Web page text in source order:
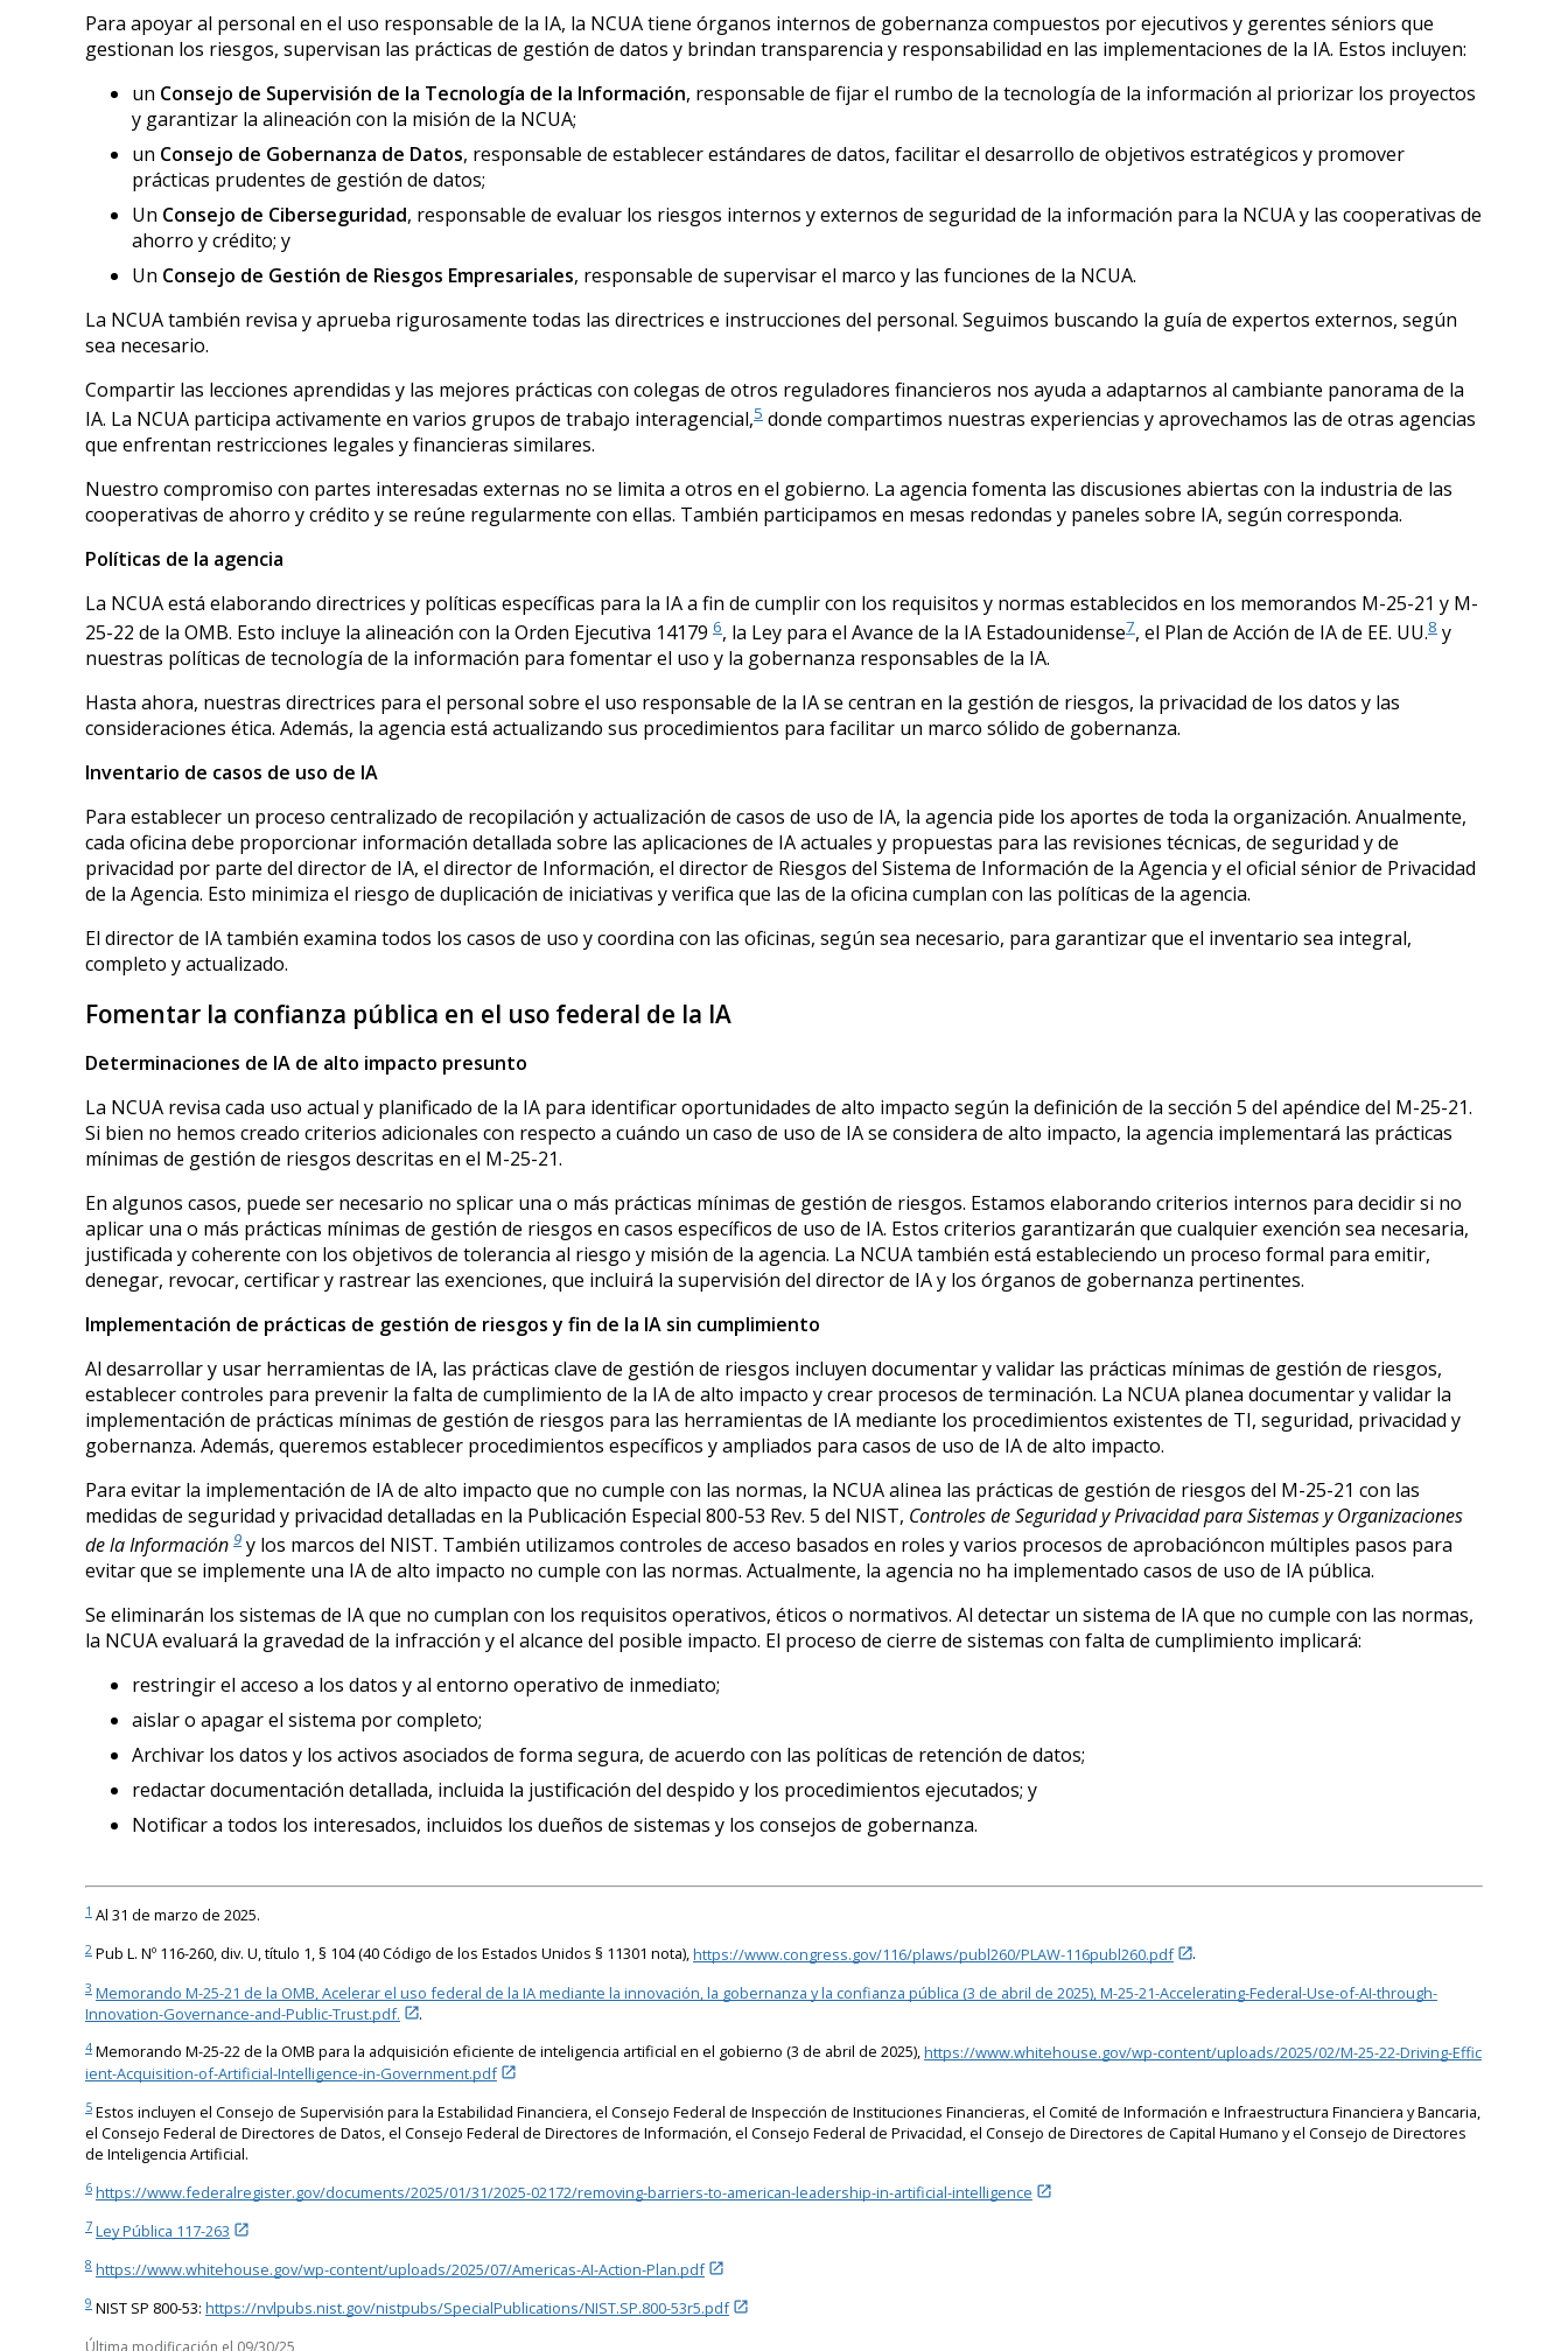
Para apoyar al personal en el uso responsable de la IA, la NCUA tiene órganos internos de gobernanza compuestos por ejecutivos y gerentes séniors que
gestionan los riesgos, supervisan las prácticas de gestión de datos y brindan transparencia y responsabilidad en las implementaciones de la IA. Estos incluyen:
un Consejo de Supervisión de la Tecnología de la Información, responsable de fijar el rumbo de la tecnología de la información al priorizar los proyectos
y garantizar la alineación con la misión de la NCUA;
un Consejo de Gobernanza de Datos, responsable de establecer estándares de datos, facilitar el desarrollo de objetivos estratégicos y promover
prácticas prudentes de gestión de datos;
Un Consejo de Ciberseguridad, responsable de evaluar los riesgos internos y externos de seguridad de la información para la NCUA y las cooperativas de
ahorro y crédito; y
Un Consejo de Gestión de Riesgos Empresariales, responsable de supervisar el marco y las funciones de la NCUA.
La NCUA también revisa y aprueba rigurosamente todas las directrices e instrucciones del personal. Seguimos buscando la guía de expertos externos, según
sea necesario.
Compartir las lecciones aprendidas y las mejores prácticas con colegas de otros reguladores financieros nos ayuda a adaptarnos al cambiante panorama de la
IA. La NCUA participa activamente en varios grupos de trabajo interagencial,5donde compartimos nuestras experiencias y aprovechamos las de otras agencias
que enfrentan restricciones legales y financieras similares.
Nuestro compromiso con partes interesadas externas no se limita a otros en el gobierno. La agencia fomenta las discusiones abiertas con la industria de las
cooperativas de ahorro y crédito y se reúne regularmente con ellas. También participamos en mesas redondas y paneles sobre IA, según corresponda.
Políticas de la agencia
La NCUA está elaborando directrices y políticas específicas para la IA a fin de cumplir con los requisitos y normas establecidos en los memorandos M-25-21 y M-
25-22 de la OMB. Esto incluye la alineación con la Orden Ejecutiva 14179 6, la Ley para el Avance de la IA Estadounidense7, el Plan de Acción de IA de EE. UU.8y
nuestras políticas de tecnología de la información para fomentar el uso y la gobernanza responsables de la IA.
Hasta ahora, nuestras directrices para el personal sobre el uso responsable de la IA se centran en la gestión de riesgos, la privacidad de los datos y las
consideraciones ética. Además, la agencia está actualizando sus procedimientos para facilitar un marco sólido de gobernanza.
Inventario de casos de uso de IA
Para establecer un proceso centralizado de recopilación y actualización de casos de uso de IA, la agencia pide los aportes de toda la organización. Anualmente,
cada oficina debe proporcionar información detallada sobre las aplicaciones de IA actuales y propuestas para las revisiones técnicas, de seguridad y de
privacidad por parte del director de IA, el director de Información, el director de Riesgos del Sistema de Información de la Agencia y el oficial sénior de Privacidad
de la Agencia. Esto minimiza el riesgo de duplicación de iniciativas y verifica que las de la oficina cumplan con las políticas de la agencia.
El director de IA también examina todos los casos de uso y coordina con las oficinas, según sea necesario, para garantizar que el inventario sea integral,
completo y actualizado.
Fomentar la confianza pública en el uso federal de la IA
Determinaciones de IA de alto impacto presunto
La NCUA revisa cada uso actual y planificado de la IA para identificar oportunidades de alto impacto según la definición de la sección 5 del apéndice del M-25-21.
Si bien no hemos creado criterios adicionales con respecto a cuándo un caso de uso de IA se considera de alto impacto, la agencia implementará las prácticas
mínimas de gestión de riesgos descritas en el M-25-21.
En algunos casos, puede ser necesario no splicar una o más prácticas mínimas de gestión de riesgos. Estamos elaborando criterios internos para decidir si no
aplicar una o más prácticas mínimas de gestión de riesgos en casos específicos de uso de IA. Estos criterios garantizarán que cualquier exención sea necesaria,
justificada y coherente con los objetivos de tolerancia al riesgo y misión de la agencia. La NCUA también está estableciendo un proceso formal para emitir,
denegar, revocar, certificar y rastrear las exenciones, que incluirá la supervisión del director de IA y los órganos de gobernanza pertinentes.
Implementación de prácticas de gestión de riesgos y fin de la IA sin cumplimiento
Al desarrollar y usar herramientas de IA, las prácticas clave de gestión de riesgos incluyen documentar y validar las prácticas mínimas de gestión de riesgos,
establecer controles para prevenir la falta de cumplimiento de la IA de alto impacto y crear procesos de terminación. La NCUA planea documentar y validar la
implementación de prácticas mínimas de gestión de riesgos para las herramientas de IA mediante los procedimientos existentes de TI, seguridad, privacidad y
gobernanza. Además, queremos establecer procedimientos específicos y ampliados para casos de uso de IA de alto impacto.
Para evitar la implementación de IA de alto impacto que no cumple con las normas, la NCUA alinea las prácticas de gestión de riesgos del M-25-21 con las
medidas de seguridad y privacidad detalladas en la Publicación Especial 800-53 Rev. 5 del NIST, Controles de Seguridad y Privacidad para Sistemas y Organizaciones
de la Información 9y los marcos del NIST. También utilizamos controles de acceso basados en roles y varios procesos de aprobacióncon múltiples pasos para
evitar que se implemente una IA de alto impacto no cumple con las normas. Actualmente, la agencia no ha implementado casos de uso de IA pública.
Se eliminarán los sistemas de IA que no cumplan con los requisitos operativos, éticos o normativos. Al detectar un sistema de IA que no cumple con las normas,
la NCUA evaluará la gravedad de la infracción y el alcance del posible impacto. El proceso de cierre de sistemas con falta de cumplimiento implicará:
restringir el acceso a los datos y al entorno operativo de inmediato;
aislar o apagar el sistema por completo;
Archivar los datos y los activos asociados de forma segura, de acuerdo con las políticas de retención de datos;
redactar documentación detallada, incluida la justificación del despido y los procedimientos ejecutados; y
Notificar a todos los interesados, incluidos los dueños de sistemas y los consejos de gobernanza.
1Al 31 de marzo de 2025.
2Pub L. Nº 116-260, div. U, título 1, § 104 (40 Código de los Estados Unidos § 11301 nota),https://www.congress.gov/116/plaws/publ260/PLAW-116publ260.pdf .
3 Memorando M-25-21 de la OMB, Acelerar el uso federal de la IA mediante la innovación, la gobernanza y la confianza pública (3 de abril de 2025), M-25-21-Accelerating-Federal-Use-of-AI-through-
Innovation-Governance-and-Public-Trust.pdf.
.
4Memorando M-25-22 de la OMB para la adquisición eficiente de inteligencia artificial en el gobierno (3 de abril de 2025),https://www.whitehouse.gov/wp-content/uploads/2025/02/M-25-22-Driving-Effic
ient-Acquisition-of-Artificial-Intelligence-in-Government.pdf
5Estos incluyen el Consejo de Supervisión para la Estabilidad Financiera, el Consejo Federal de Inspección de Instituciones Financieras, el Comité de Información e Infraestructura Financiera y Bancaria,
el Consejo Federal de Directores de Datos, el Consejo Federal de Directores de Información, el Consejo Federal de Privacidad, el Consejo de Directores de Capital Humano y el Consejo de Directores
de Inteligencia Artificial.
6 https://www.federalregister.gov/documents/2025/01/31/2025-02172/removing-barriers-to-american-leadership-in-artificial-intelligence
7 Ley Pública 117-263
8 https://www.whitehouse.gov/wp-content/uploads/2025/07/Americas-AI-Action-Plan.pdf
9NIST SP 800-53: https://nvlpubs.nist.gov/nistpubs/SpecialPublications/NIST.SP.800-53r5.pdf
Última modificación el 09/30/25